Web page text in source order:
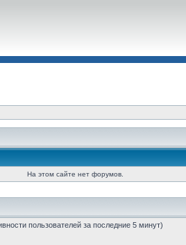
На этом сайте нет форумов.
пользователей за последние 5 минут)